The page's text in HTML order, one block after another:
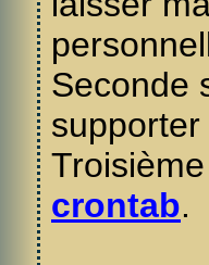
Seconde
crontab.